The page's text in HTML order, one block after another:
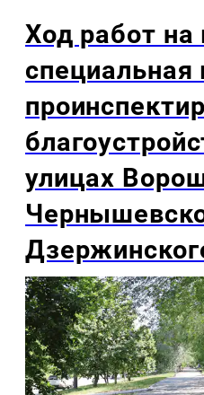
Ход работ на
специальная
улицах